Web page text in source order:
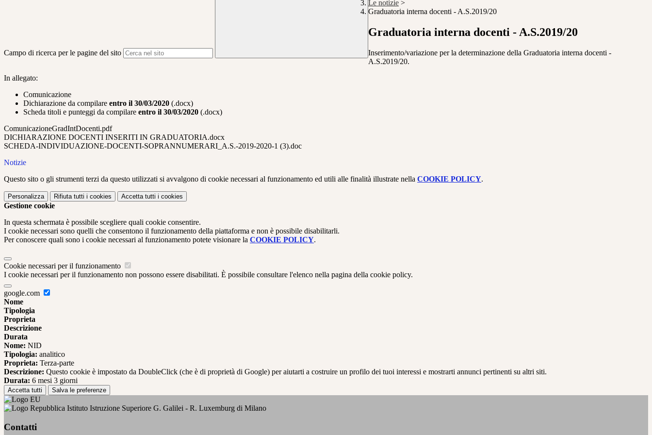
Campo di ricerca per le pagine del sito
Le notizie >
Graduatoria interna docenti - A.S.2019/20
Graduatoria interna docenti - A.S.2019/20
Inserimento/variazione per la determinazione della Graduatoria interna docenti -
A.S.2019/20.
In allegato:
Comunicazione
Dichiarazione da compilare entro il 30/03/2020 (.docx)
Scheda titoli e punteggi da compilare entro il 30/03/2020 (.docx)
ComunicazioneGradIntDocenti.pdf
DICHIARAZIONE DOCENTI INSERITI IN GRADUATORIA.docx
SCHEDA-INDIVIDUAZIONE-DOCENTI-SOPRANNUMERARI_A.S.-2019-2020-1 (3).doc
Notizie
Questo sito o gli strumenti terzi da questo utilizzati si avvalgono di cookie necessari al funzionamento ed utili alle finalità illustrate nella COOKIE POLICY.
Personalizza Rifiuta tutti i cookies Accetta tutti i cookies
Gestione cookie
In questa schermata è possibile scegliere quali cookie consentire.
I cookie necessari sono quelli che consentono il funzionamento della piattaforma e non è possibile disabilitarli.
Per conoscere quali sono i cookie necessari al funzionamento potete visionare la COOKIE POLICY.
Cookie necessari per il funzionamento
I cookie necessari per il funzionamento non possono essere disabilitati. È possibile consultare l'elenco nella pagina della cookie policy.
google.com
Nome
Tipologia
Proprieta
Descrizione
Durata
Nome: NID
Tipologia: analitico
Proprieta: Terza-parte
Descrizione: Questo cookie è impostato da DoubleClick (che è di proprietà di Google) per aiutarti a costruire un profilo dei tuoi interessi e mostrarti annunci pertinenti su altri siti.
Durata: 6 mesi 3 giorni
Accetta tutti Salva le preferenze
Istituto Istruzione Superiore G. Galilei - R. Luxemburg di Milano
Contatti